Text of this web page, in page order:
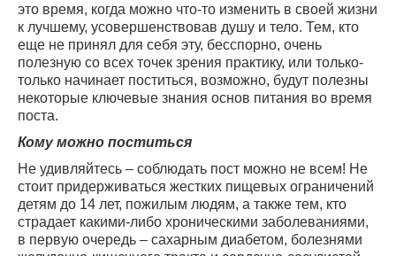
это время, когда можно что-то изменить в своей жизни
к лучшему, усовершенствовав душу и тело. Тем, кто
еще не принял для себя эту, бесспорно, очень
полезную со всех точек зрения практику, или только-
только начинает поститься, возможно, будут полезны
некоторые ключевые знания основ питания во время
поста.
Кому можно поститься
Не удивляйтесь – соблюдать пост можно не всем! Не
стоит придерживаться жестких пищевых ограничений
детям до 14 лет, пожилым людям, а также тем, кто
страдает какими-либо хроническими заболеваниями,
в первую очередь – сахарным диабетом, болезнями